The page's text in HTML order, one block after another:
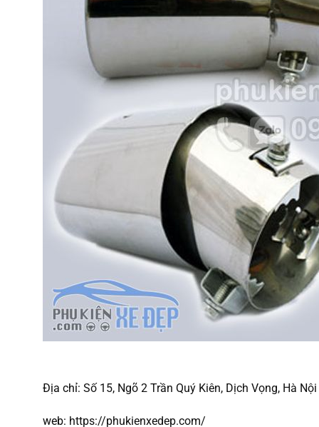
Địa chỉ:Số 15, Ngõ 2 Trần Quý Kiên, Dịch Vọng, Hà Nội
web: https://phukienxedep.com/